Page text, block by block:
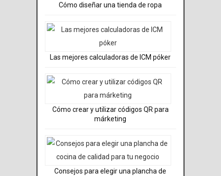
Cómo diseñar una tienda de ropa
Las mejores calculadoras de ICM póker
Cómo crear y utilizar códigos QR para
márketing
Consejos para elegir una plancha de